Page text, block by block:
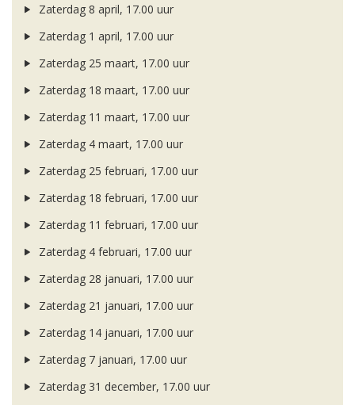
Zaterdag 8 april, 17.00 uur
Zaterdag 1 april, 17.00 uur
Zaterdag 25 maart, 17.00 uur
Zaterdag 18 maart, 17.00 uur
Zaterdag 11 maart, 17.00 uur
Zaterdag 4 maart, 17.00 uur
Zaterdag 25 februari, 17.00 uur
Zaterdag 18 februari, 17.00 uur
Zaterdag 11 februari, 17.00 uur
Zaterdag 4 februari, 17.00 uur
Zaterdag 28 januari, 17.00 uur
Zaterdag 21 januari, 17.00 uur
Zaterdag 14 januari, 17.00 uur
Zaterdag 7 januari, 17.00 uur
Zaterdag 31 december, 17.00 uur